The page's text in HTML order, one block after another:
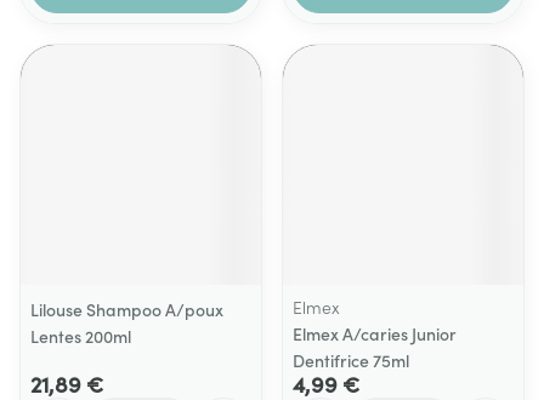
Lilouse Shampoo A/poux
Lentes 200ml
21,89 €
Elmex
Elmex A/caries Junior
Dentifrice 75ml
4,99 €